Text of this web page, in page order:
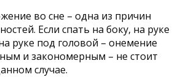
во сне – одна из причин
Если спать на боку, на руке
руке под головой – онемение
и закономерным – не стоит
случае.